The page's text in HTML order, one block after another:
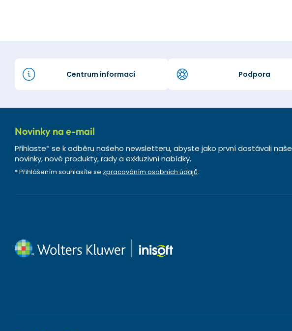
Centrum informací Podpora
Novinky na e-mail
Přihlaste* se k odběru našeho newsletteru, abyste jako první dostávali naše
novinky, nové produkty, rady a exkluzivní nabídky.
* Přihlášením souhlasíte se zpracováním osobních údajů.